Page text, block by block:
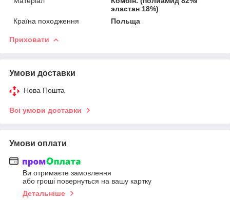
эластан 18%)
Країна походження
Польща
Приховати
Умови доставки
Нова Пошта
Всі умови доставки
Умови оплати
Ви отримаєте замовлення
або гроші повернуться на вашу картку
Детальніше